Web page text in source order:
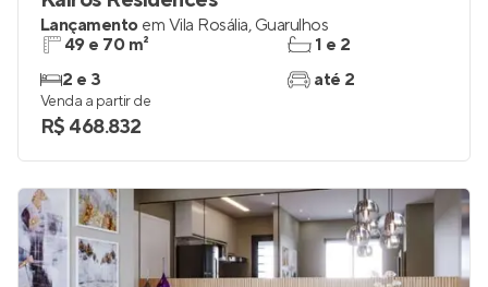
Lançamento em Vila Rosália, Guarulhos
49 e 70 m²
2 e 3
1 e 2
até 2
Venda a partir de
R$ 468.832